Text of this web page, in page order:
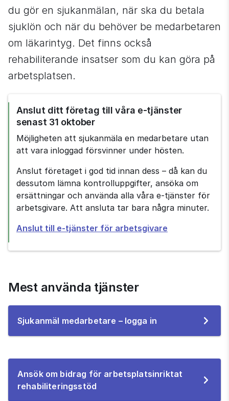
du gör en sjukanmälan, när ska du betala
sjuklön och när du behöver be medarbetaren
om läkarintyg. Det finns också
rehabiliterande insatser som du kan göra på
arbetsplatsen.
Anslut ditt företag till våra e-tjänster
senast 31 oktober
Möjligheten att sjukanmäla en medarbetare utan
att vara inloggad försvinner under hösten.
Anslut företaget i god tid innan dess – då kan du
dessutom lämna kontrolluppgifter, ansöka om
ersättningar och använda alla våra e-tjänster för
arbetsgivare. Att ansluta tar bara några minuter.
Anslut till e-tjänster för arbetsgivare
Mest använda tjänster
Sjukanmäl medarbetare – logga in
Ansök om bidrag för arbetsplats­inriktat
rehabiliteringsstöd